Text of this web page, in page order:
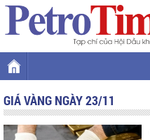
GIÁ VÀNG NGÀY 23/11